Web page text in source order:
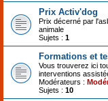
Prix Activ'dog
Prix décerné par
animale
Sujets : 1
Formations et
Vous trouverez ici
interventions
Modérateurs :
Sujets : 10